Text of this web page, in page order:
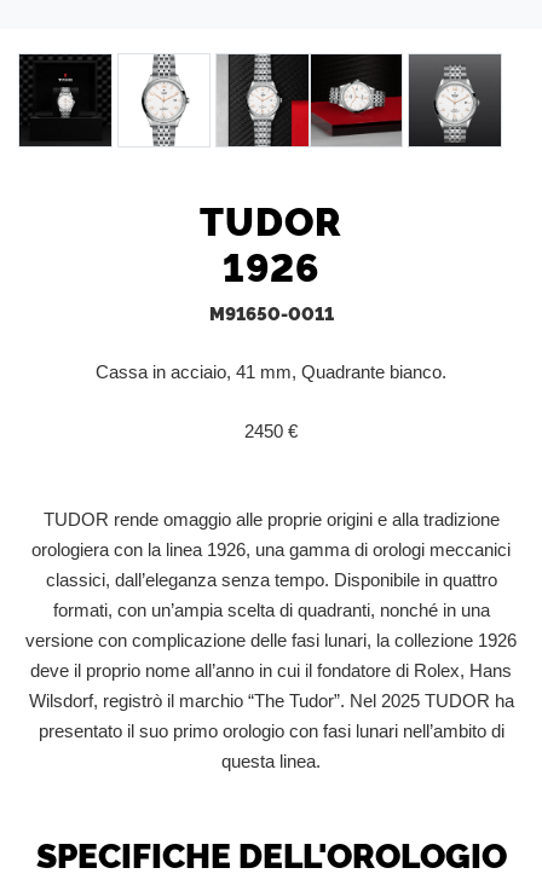
TUDOR
1926
M91650-0011
Cassa in acciaio, 41 mm, Quadrante bianco.
2450 €
TUDOR rende omaggio alle proprie origini e alla tradizione
orologiera con la linea 1926, una gamma di orologi meccanici
classici, dall’eleganza senza tempo. Disponibile in quattro
formati, con un’ampia scelta di quadranti, nonché in una
versione con complicazione delle fasi lunari, la collezione 1926
deve il proprio nome all’anno in cui il fondatore di Rolex, Hans
Wilsdorf, registrò il marchio “The Tudor”. Nel 2025 TUDOR ha
presentato il suo primo orologio con fasi lunari nell’ambito di
questa linea.
SPECIFICHE DELL'OROLOGIO